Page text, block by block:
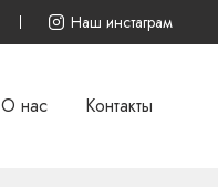
Наш инстаграм
О нас Контакты